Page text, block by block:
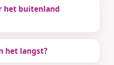
het buitenland
het langst?